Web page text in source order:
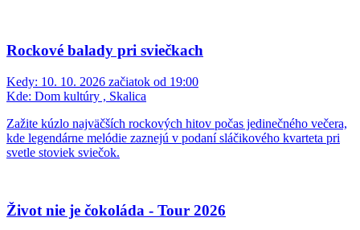
Rockové balady pri sviečkach
Kedy: 10. 10. 2026 začiatok od 19:00
Kde: Dom kultúry , Skalica
Zažite kúzlo najväčších rockových hitov počas jedinečného večera,
kde legendárne melódie zaznejú v podaní sláčikového kvarteta pri
svetle stoviek sviečok.
Život nie je čokoláda - Tour 2026